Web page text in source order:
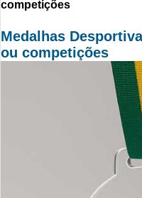
competições
Medalhas
ou competições